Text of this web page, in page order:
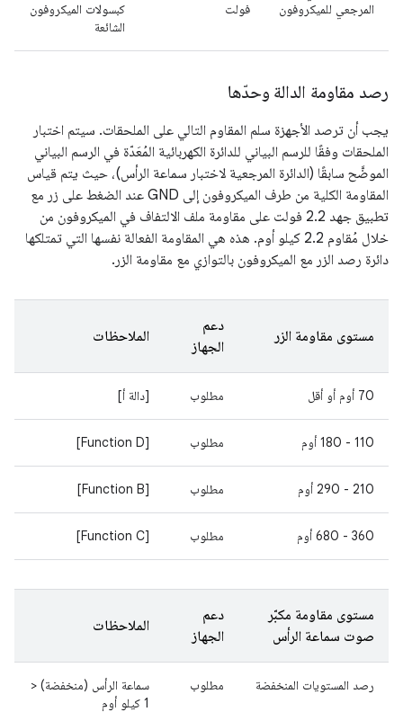
المرجعي للميكروفون
فولت
كبسولات الميكروفون
الشائعة
رصد مقاومة الدالة وحدّها
يجب أن ترصد الأجهزة سلم المقاوم التالي على الملحقات. سيتم اختبار
الملحقات وفقًا للرسم البياني للدائرة الكهربائية المُعَدّة في الرسم البياني
الموضَّح سابقًا (الدائرة المرجعية لاختبار سماعة الرأس)، حيث يتم قياس
المقاومة الكلية من طرف الميكروفون إلى GND عند الضغط على زر مع
تطبيق جهد 2.2 فولت على مقاومة ملف الالتفاف في الميكروفون من
خلال مُقاوم 2.2 كيلو أوم. هذه هي المقاومة الفعالة نفسها التي تمتلكها
دائرة رصد الزر مع الميكروفون بالتوازي مع مقاومة الزر.
مستوى مقاومة الزر
دعم
الجهاز
الملاحظات
‎70 أوم أو أقل مطلوب [دالة أ]
‫110 - 180 أوم مطلوب [Function D]
‫210 - 290 أوم مطلوب [Function B]
‫360 - 680 أوم مطلوب [Function C]
مستوى مقاومة مكبّر
صوت سماعة الرأس
دعم
الجهاز
الملاحظات
رصد المستويات المنخفضة مطلوب
سماعة الرأس (منخفضة) <
1 كيلو أوم